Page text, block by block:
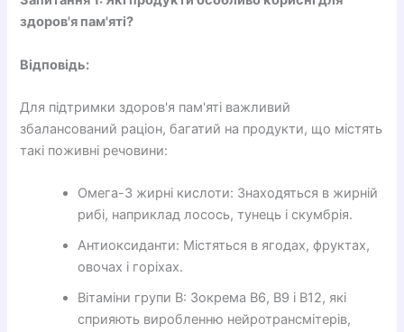
здоров'я пам'яті?
Відповідь:
Для підтримки здоров'я пам'яті важливий
збалансований раціон, багатий на продукти, що містять
такі поживні речовини:
Омега-3 жирні кислоти: Знаходяться в жирній
рибі, наприклад лосось, тунець і скумбрія.
Антиоксиданти: Містяться в ягодах, фруктах,
овочах і горіхах.
Вітаміни групи В: Зокрема В6, В9 і В12, які
сприяють виробленню нейротрансмітерів,